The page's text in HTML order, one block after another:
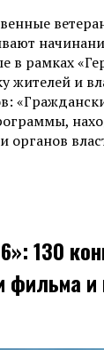
рамках
жителей и
органов
130
и